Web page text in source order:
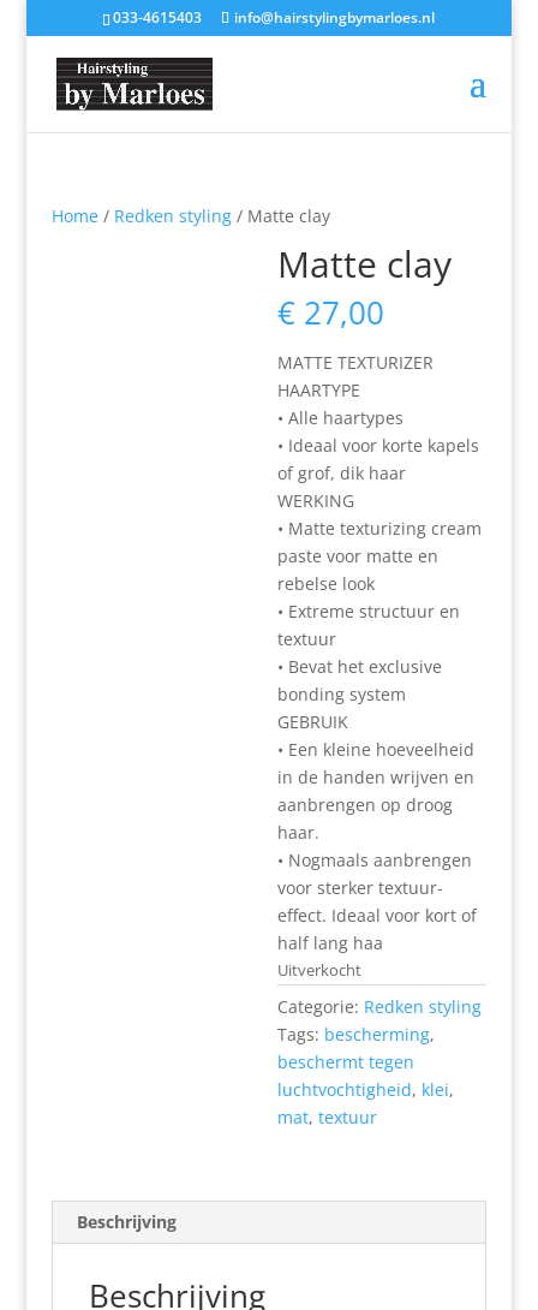
033-4615403 info@hairstylingbymarloes.nl
Home/ Redken styling/ Matte clay
Matte clay
€ 27,00
MATTE TEXTURIZER
HAARTYPE
• Alle haartypes
• Ideaal voor korte kapels
of grof, dik haar
WERKING
• Matte texturizing cream
paste voor matte en
rebelse look
• Extreme structuur en
textuur
• Bevat het exclusive
bonding system
GEBRUIK
• Een kleine hoeveelheid
in de handen wrijven en
aanbrengen op droog
haar.
• Nogmaals aanbrengen
voor sterker textuur-
effect. Ideaal voor kort of
half lang haa
Uitverkocht
Categorie: Redken styling
Tags: bescherming,
beschermt tegen
luchtvochtigheid, klei,
mat,textuur
Beschrijving
Beschrijving